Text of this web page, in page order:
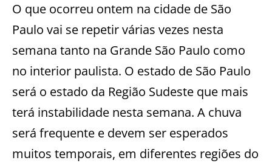
O que ocorreu ontem na cidade de São
Paulo vai se repetir várias vezes nesta
semana tanto na Grande São Paulo como
no interior paulista. O estado de São Paulo
será o estado da Região Sudeste que mais
terá instabilidade nesta semana. A chuva
será frequente e devem ser esperados
muitos temporais, em diferentes regiões do